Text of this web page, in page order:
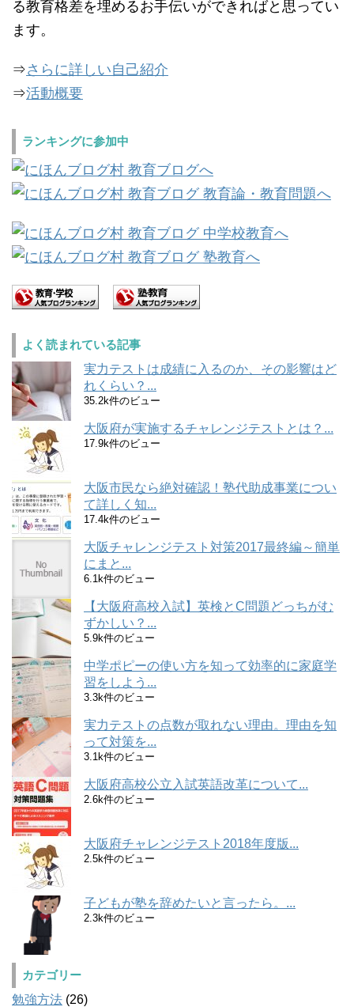
る教育格差を埋めるお手伝いができればと思ってい
ます。
⇒さらに詳しい自己紹介
⇒活動概要
ランキングに参加中
よく読まれている記事
実力テストは成績に入るのか、その影響はど
れくらい？...
35.2k件のビュー
大阪府が実施するチャレンジテストとは？...
17.9k件のビュー
大阪市民なら絶対確認！塾代助成事業につい
て詳しく知...
17.4k件のビュー
大阪チャレンジテスト対策2017最終編～簡単
にまと...
6.1k件のビュー
【大阪府高校入試】英検とC問題どっちがむ
ずかしい？...
5.9k件のビュー
中学ポピーの使い方を知って効率的に家庭学
習をしよう...
3.3k件のビュー
実力テストの点数が取れない理由。理由を知
って対策を...
3.1k件のビュー
大阪府高校公立入試英語改革について...
2.6k件のビュー
大阪府チャレンジテスト2018年度版...
2.5k件のビュー
子どもが塾を辞めたいと言ったら。...
2.3k件のビュー
カテゴリー
勉強方法 (26)